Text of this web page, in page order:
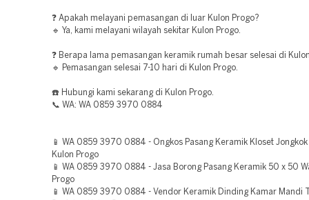
❓ Apakah melayani pemasangan di luar Kulon Progo?
🔹 Ya, kami melayani wilayah sekitar Kulon Progo.
❓ Berapa lama pemasangan keramik rumah besar selesai di
🔹 Pemasangan selesai 7-10 hari di Kulon Progo.
☎️ Hubungi kami sekarang di Kulon Progo.
📞 WA: WA 0859 3970 0884
📱 WA 0859 3970 0884 - Ongkos Pasang Keramik Kloset
Kulon Progo
📱 WA 0859 3970 0884 - Jasa Borong Pasang Keramik 50 x 50
Progo
📱 WA 0859 3970 0884 - Vendor Keramik Dinding Kamar Mandi